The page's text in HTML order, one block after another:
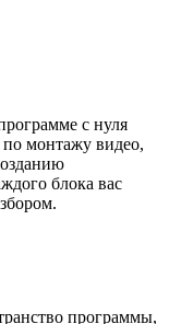
с нуля
монтажу видео,
блока вас
программы,